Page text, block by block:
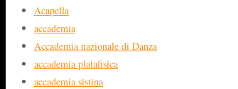
Acapella
accademia
Accademia nazionale di Danza
accademia platafisica
accademia sistina